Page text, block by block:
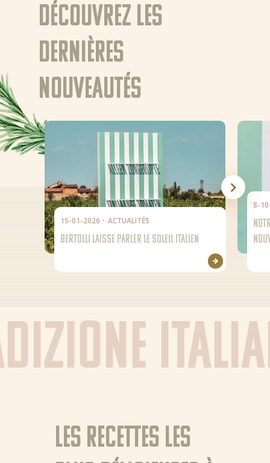
Découvrez les
dernières
nouveautés
15-01-2026 ACTUALITÉS
BERTOLLI LAISSE PARLER LE SOLEIL ITALIEN
8-
Les recettes les